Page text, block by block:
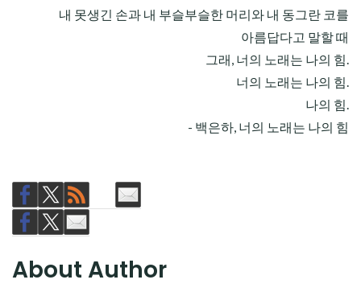
내 못생긴 손과 내 부슬부슬한 머리와 내 동그란 코를
아름답다고 말할 때
그래, 너의 노래는 나의 힘.
너의 노래는 나의 힘.
나의 힘.
- 백은하, 너의 노래는 나의 힘
About Author